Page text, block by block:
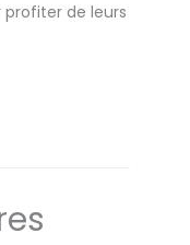
de leurs